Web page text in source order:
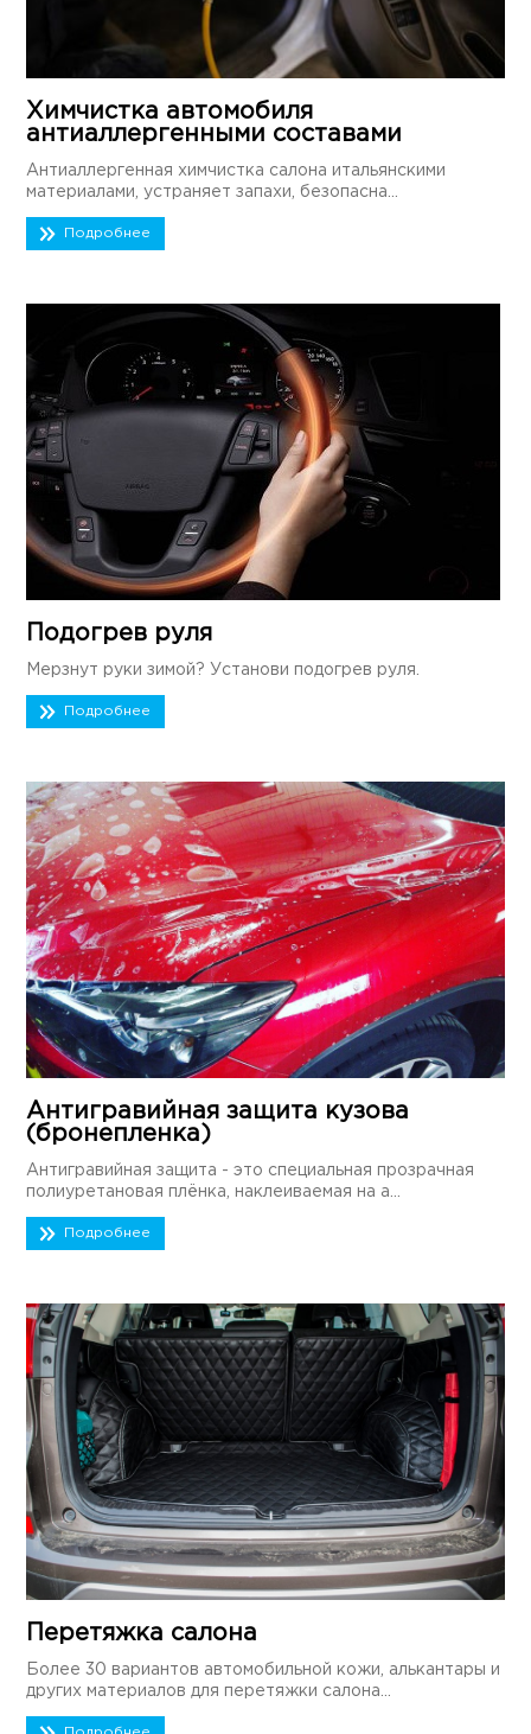
Химчистка автомобиля
антиаллергенными составами
Антиаллергенная химчистка салона итальянскими
материалами, устраняет запахи, безопасна...
Подробнее
Подогрев руля
Мерзнут руки зимой? Установи подогрев руля.
Подробнее
Антигравийная защита кузова
(бронепленка)
Антигравийная защита - это специальная прозрачная
полиуретановая плёнка, наклеиваемая на а...
Подробнее
Перетяжка салона
Более 30 вариантов автомобильной кожи, алькантары и
других материалов для перетяжки салона...